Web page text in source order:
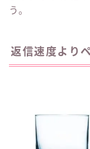
う。
返信速度より